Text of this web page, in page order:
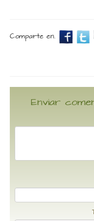
Comparte en.
Enviar